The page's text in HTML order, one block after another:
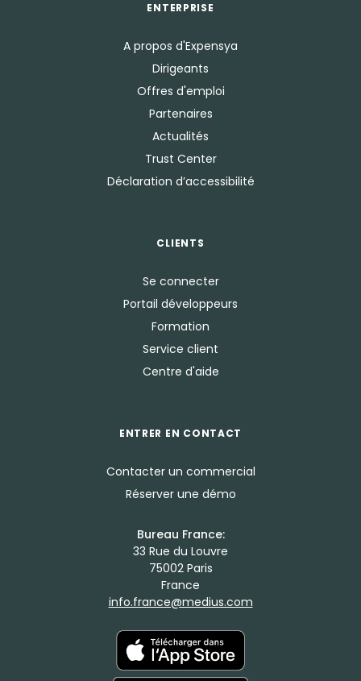
ENTERPRISE
A propos d'Expensya
Dirigeants
Offres d'emploi
Partenaires
Actualités
Trust Center
Déclaration d’accessibilité
CLIENTS
Se connecter
Portail développeurs
Formation
Service client
Centre d'aide
ENTRER EN CONTACT
Contacter un commercial
Réserver une démo
Bureau France:
33 Rue du Louvre
75002 Paris
France
info.france@medius.com